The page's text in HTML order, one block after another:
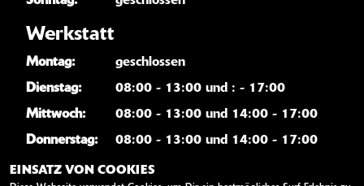
Werkstatt
Montag:
geschlossen
Dienstag:
08:00 - 13:00 und : - 17:00
Mittwoch:
08:00 - 13:00 und 14:00 - 17:00
Donnerstag:
08:00 - 13:00 und 14:00 - 17:00
Freitag:
08:00 - 13:00 und 14:00 - 17:00
EINSATZ VON COOKIES